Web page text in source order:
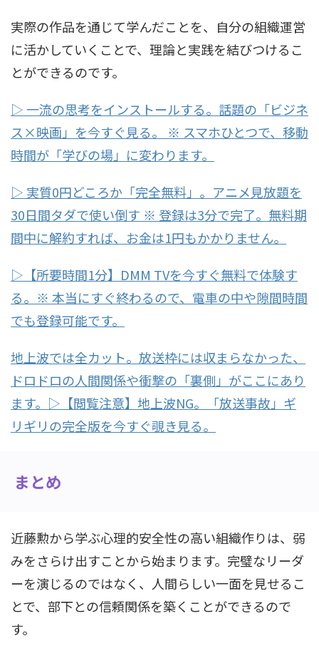
実際の作品を通じて学んだことを、自分の組織運営
に活かしていくことで、理論と実践を結びつけるこ
とができるのです。
▷ 一流の思考をインストールする。話題の「ビジネ
ス×映画」を今すぐ見る。 ※ スマホひとつで、移動
時間が「学びの場」に変わります。
▷ 実質0円どころか「完全無料」。アニメ見放題を
30日間タダで使い倒す ※ 登録は3分で完了。無料期
間中に解約すれば、お金は1円もかかりません。
▷【所要時間1分】DMM TVを今すぐ無料で体験す
る。※ 本当にすぐ終わるので、電車の中や隙間時間
でも登録可能です。
地上波では全カット。放送枠には収まらなかった、
ドロドロの人間関係や衝撃の「裏側」がここにあり
ます。▷【閲覧注意】地上波NG。「放送事故」ギ
リギリの完全版を今すぐ覗き見る。
まとめ
近藤勲から学ぶ心理的安全性の高い組織作りは、弱
みをさらけ出すことから始まります。完璧なリーダ
ーを演じるのではなく、人間らしい一面を見せるこ
とで、部下との信頼関係を築くことができるので
す。